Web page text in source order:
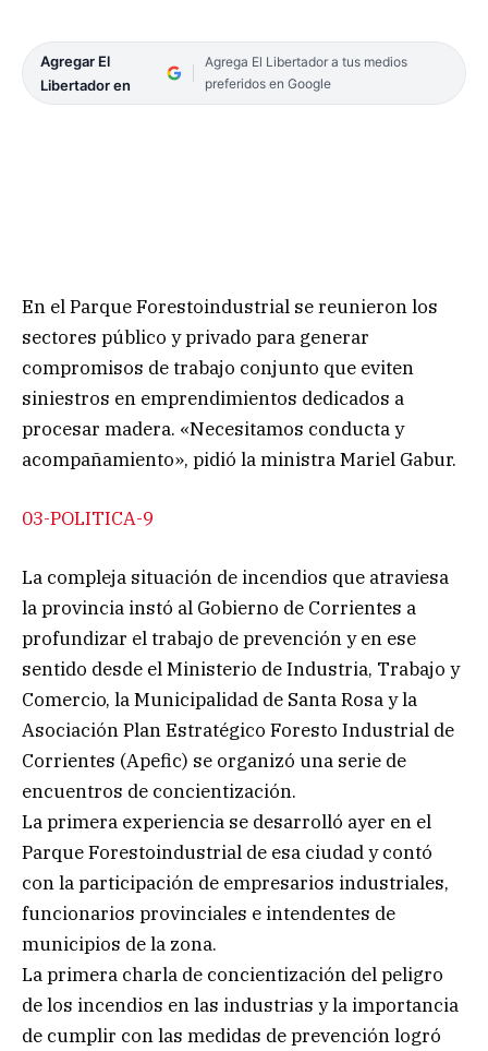
Agregar El
Libertador en
Agrega El Libertador a tus medios
preferidos en Google
En el Parque Forestoindustrial se reunieron los
sectores público y privado para generar
compromisos de trabajo conjunto que eviten
siniestros en emprendimientos dedicados a
procesar madera. «Necesitamos conducta y
acompañamiento», pidió la ministra Mariel Gabur.
03-POLITICA-9
La compleja situación de incendios que atraviesa
la provincia instó al Gobierno de Corrientes a
profundizar el trabajo de prevención y en ese
sentido desde el Ministerio de Industria, Trabajo y
Comercio, la Municipalidad de Santa Rosa y la
Asociación Plan Estratégico Foresto Industrial de
Corrientes (Apefic) se organizó una serie de
encuentros de concientización.
La primera experiencia se desarrolló ayer en el
Parque Forestoindustrial de esa ciudad y contó
con la participación de empresarios industriales,
funcionarios provinciales e intendentes de
municipios de la zona.
La primera charla de concientización del peligro
de los incendios en las industrias y la importancia
de cumplir con las medidas de prevención logró